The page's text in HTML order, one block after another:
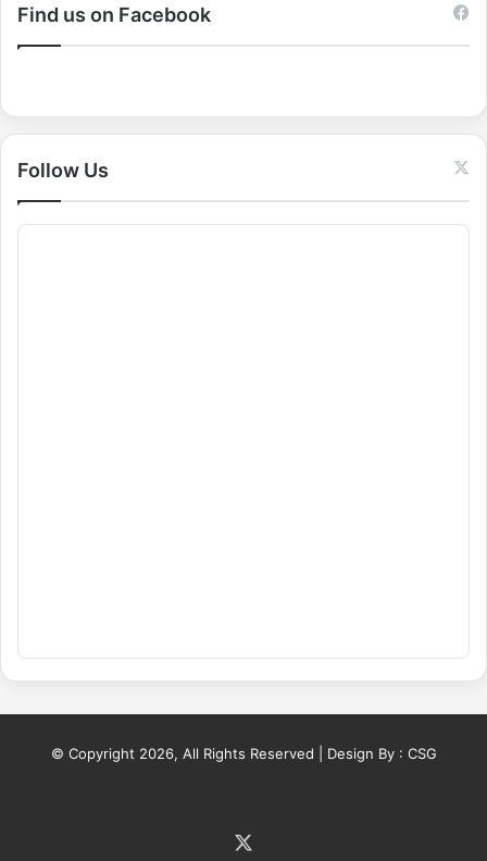
r
Find us on Facebook
Follow Us
© Copyright 2026, All Rights Reserved | Design By : CSG